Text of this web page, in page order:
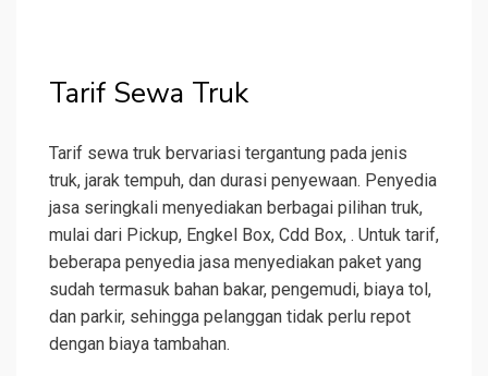
Tarif Sewa Truk
Tarif sewa truk bervariasi tergantung pada jenis
truk, jarak tempuh, dan durasi penyewaan. Penyedia
jasa seringkali menyediakan berbagai pilihan truk,
mulai dari Pickup, Engkel Box, Cdd Box, . Untuk tarif,
beberapa penyedia jasa menyediakan paket yang
sudah termasuk bahan bakar, pengemudi, biaya tol,
dan parkir, sehingga pelanggan tidak perlu repot
dengan biaya tambahan.